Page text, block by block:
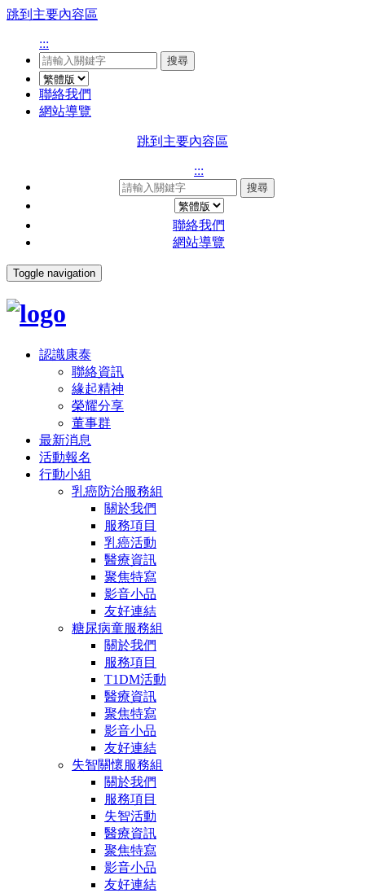
跳到主要內容區
:::
搜尋
聯絡我們
網站導覽
跳到主要內容區
:::
搜尋
聯絡我們
網站導覽
Toggle navigation
認識康泰
聯絡資訊
緣起精神
榮耀分享
董事群
最新消息
活動報名
行動小組
乳癌防治服務組
關於我們
服務項目
乳癌活動
醫療資訊
聚焦特寫
影音小品
友好連結
糖尿病童服務組
關於我們
服務項目
T1DM活動
醫療資訊
聚焦特寫
影音小品
友好連結
失智關懷服務組
關於我們
服務項目
失智活動
醫療資訊
聚焦特寫
影音小品
友好連結